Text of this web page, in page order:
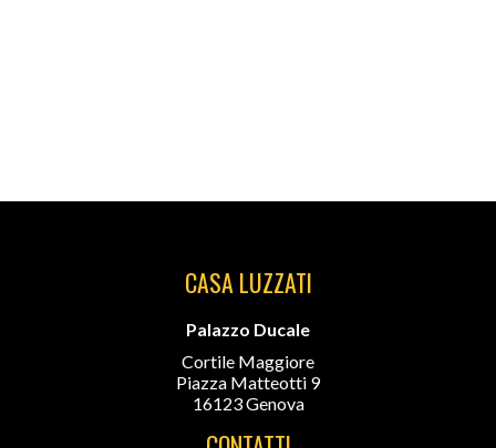
CASA LUZZATI
Palazzo Ducale
Cortile Maggiore
Piazza Matteotti 9
16123 Genova